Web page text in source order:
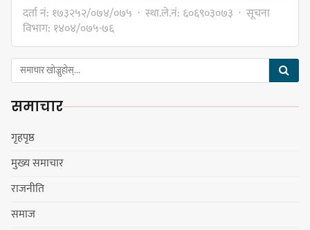
प्रदेश अधिकार विहीन भएकोले सरकार
फेरबदल गर्न दलहरूलाई अस्थिरताको
खेल सजिलो : पूर्व प्रदेश प्रमुख तुम्बाहाङ
सङ्खुवासभामा सिलिचोङ स्वास्थ्य
दर्ता नं: १७३२५२/०७४/०७५ · स्था.ले.नं: ६०६९०३०७३ · सूचना
विभाग: १४०४/०७५-७६
समाचार
गृहपृष्ठ
मुख्य समाचार
राजनीति
समाज